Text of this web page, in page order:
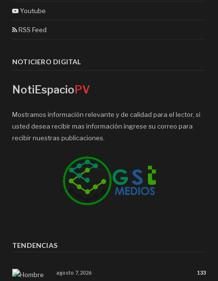
Youtube
RSS Feed
NOTICIERO DIGITAL
NotiEspacioPV
Mostramos información relevante y de calidad para el lector, si
usted desea recibir mas información ingrese su correo para
recibir nuestras publicaciones.
TENDENCIAS
agosto 7, 2026 133